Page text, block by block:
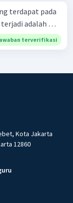
terdapat pada
terjadi adalah …
terverifikasi
Kota Jakarta
12860